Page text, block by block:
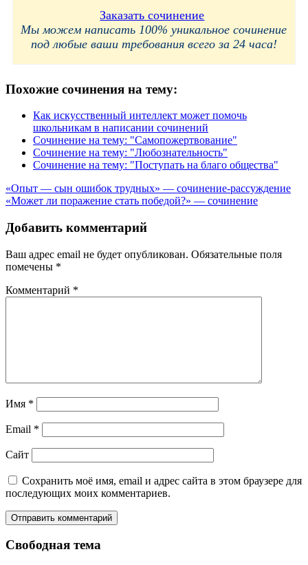
Заказать сочинение
Мы можем написать 100% уникальное сочинение
под любые ваши требования всего за 24 часа!
Похожие сочинения на тему:
Как искусственный интеллект может помочь
школьникам в написании сочинений
Сочинение на тему: "Самопожертвование"
Сочинение на тему: "Любознательность"
Сочинение на тему: "Поступать на благо общества"
Навигация
по
записям
«Опыт — сын ошибок трудных» — сочинение-рассуждение
«Может ли поражение стать победой?» — сочинение
Добавить комментарий
Ваш адрес email не будет опубликован. Обязательные поля
помечены *
Комментарий *
Имя *
Email *
Сайт
Сохранить моё имя, email и адрес сайта в этом браузере для
последующих моих комментариев.
Свободная тема